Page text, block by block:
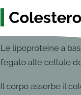
Le lipoproteine a
fegato alle cellule
Il corpo assorbe il